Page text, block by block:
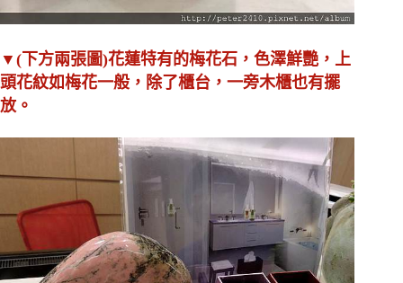
▼(下方兩張圖)花蓮特有的梅花石，色澤鮮艷，上
頭花紋如梅花一般，除了櫃台，一旁木櫃也有擺
放。